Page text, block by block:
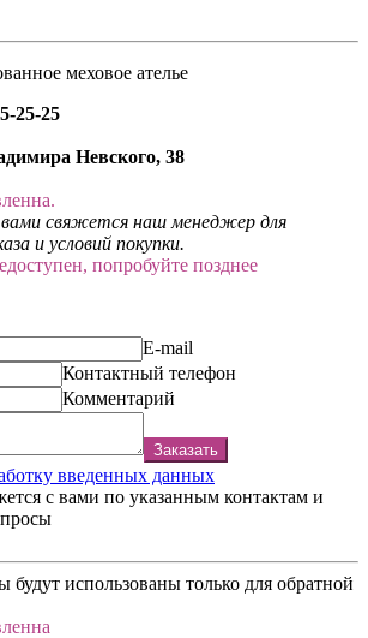
меховое ателье
25-25
Невского, 38
вами свяжется наш менеджер для
и условий покупки.
попробуйте позднее
E-mail
Контактный телефон
Комментарий
Заказать
введенных данных
с вами по указанным контактам и
будут использованы только для обратной